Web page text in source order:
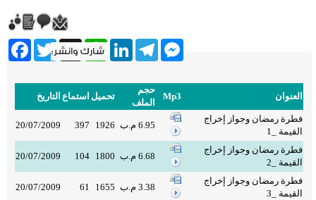
Twitter X
WhatsAppLinkedInTelegram
Messenger
العنوان Mp3
حجم
الملف
تحميل استماع التاريخ
فطرة رمضان وجواز إخراج
القيمة _1
6.95 م.ب 1926
397
20/07/2009
فطرة رمضان وجواز إخراج
القيمة _2
6.68 م.ب 1800
104
20/07/2009
فطرة رمضان وجواز إخراج
القيمة _3
3.38 م.ب 1655
61
20/07/2009